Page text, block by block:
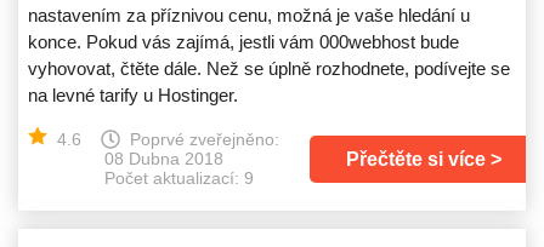
nastavením za příznivou cenu, možná je vaše hledání u
konce. Pokud vás zajímá, jestli vám 000webhost bude
vyhovovat, čtěte dále. Než se úplně rozhodnete, podívejte se
na levné tarify u Hostinger.
4.6
Poprvé zveřejněno:
08 Dubna 2018
Počet aktualizací: 9
Přečtěte si více